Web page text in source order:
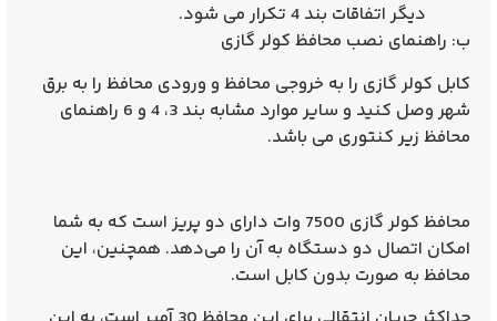
دیگر اتفاقات بند 4 تکرار می شود.
ب: راهنمای نصب محافظ کولر گازی
کابل کولر گازی را به خروجی محافظ و ورودی محافظ را به برق
شهر وصل کنید و سایر موارد مشابه بند 3، 4 و 6 راهنمای
محافظ زیر کنتوری می باشد.
محافظ کولر گازی 7500 وات
دارای دو پریز است که به شما
امکان اتصال دو دستگاه به آن را می‌دهد. همچنین، این
محافظ به صورت بدون کابل است.